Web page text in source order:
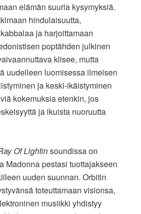
elämän suuria kysymyksiä.
hindulaisuutta,
ja harjoittamaan
poptähden julkinen
klisee, mutta
uudelleen luomisessa ilmeisen
ja keski-ikäistyminen
kokemuksia etenkin, jos
ja ikuista nuoruutta
Of Lightinsoundissa on
Madonna pestasi tuottajakseen
uuden suunnan. Orbitin
toteuttamaan visionsa,
musiikki yhdistyy